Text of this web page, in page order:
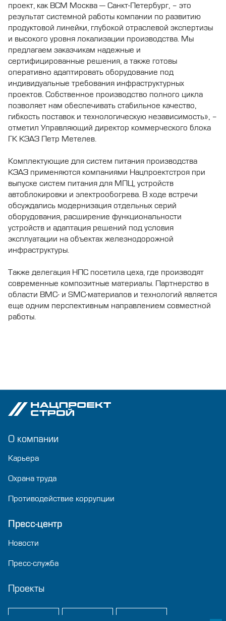
проект, как ВСМ Москва — Санкт-Петербург, – это
результат системной работы компании по развитию
продуктовой линейки, глубокой отраслевой экспертизы
и высокого уровня локализации производства. Мы
предлагаем заказчикам надежные и
сертифицированные решения, а также готовы
оперативно адаптировать оборудование под
индивидуальные требования инфраструктурных
проектов. Собственное производство полного цикла
позволяет нам обеспечивать стабильное качество,
гибкость поставок и технологическую независимость», –
отметил Управляющий директор коммерческого блока
ГК КЭАЗ Петр Метелев.
Комплектующие для систем питания производства
КЭАЗ применяются компаниями Нацпроектстроя при
выпуске систем питания для МПЦ, устройств
автоблокировки и электрообогрева. В ходе встречи
обсуждались модернизация отдельных серий
оборудования, расширение функциональности
устройств и адаптация решений под условия
эксплуатации на объектах железнодорожной
инфраструктуры.
Также делегация НПС посетила цеха, где производят
современные композитные материалы. Партнерство в
области BMC- и SMC-материалов и технологий является
еще одним перспективным направлением совместной
работы.
О компании
Карьера
Охрана труда
Противодействие коррупции
Пресс-центр
Новости
Пресс-служба
Проекты